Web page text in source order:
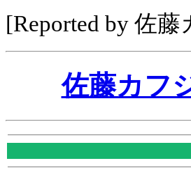
[Reported by 佐
佐藤カフ